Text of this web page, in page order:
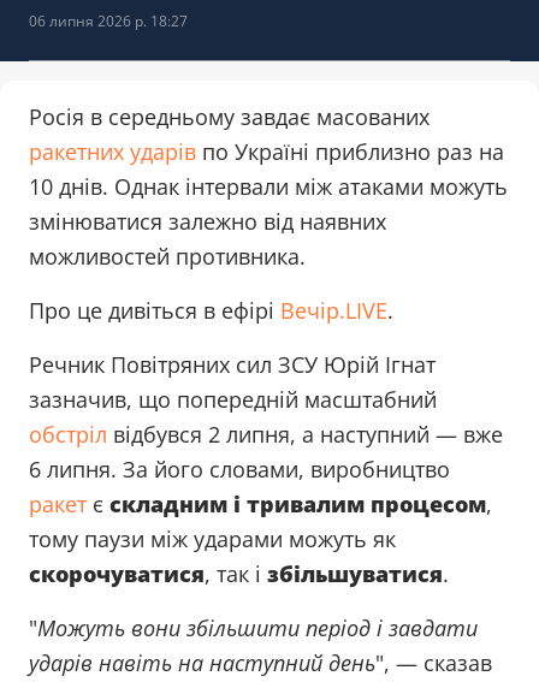
06 липня 2026 р. 18:27
Росія в середньому завдає масованих
ракетних ударів по Україні приблизно раз на
10 днів. Однак інтервали між атаками можуть
змінюватися залежно від наявних
можливостей противника.
Про це дивіться в ефірі Вечір.LIVE.
Речник Повітряних сил ЗСУ Юрій Ігнат
зазначив, що попередній масштабний
обстріл відбувся 2 липня, а наступний — вже
6 липня. За його словами, виробництво
ракет є складним і тривалим процесом,
тому паузи між ударами можуть як
скорочуватися, так і збільшуватися.
"Можуть вони збільшити період і завдати
ударів навіть на наступний день", — сказав